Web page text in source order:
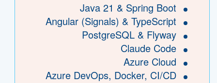
Java 21 & Spring Boot
Angular (Signals) & TypeScript
PostgreSQL & Flyway
Claude Code
Azure Cloud
Azure DevOps, Docker, CI/CD